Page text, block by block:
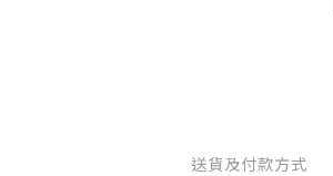
送貨及付款方式